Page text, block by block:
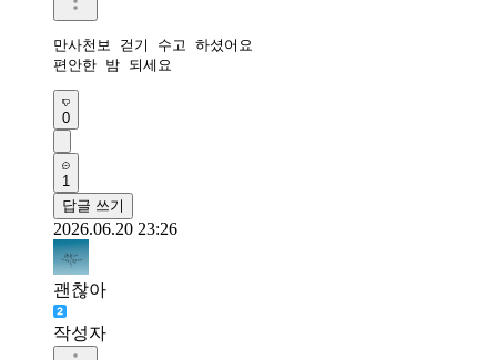
만사천보 걷기 수고 하셨어요
편안한 밤 되세요
0
1
답글 쓰기
2026.06.20 23:26
괜찮아
작성자